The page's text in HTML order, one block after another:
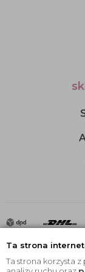
Ta strona
Ta strona korzysta